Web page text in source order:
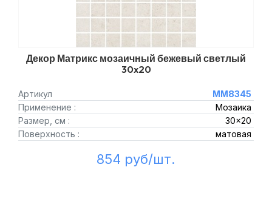
Декор Матрикс мозаичный бежевый светлый
30x20
Артикул
MM8345
Применение :
Мозаика
Размер, см :
30x20
Поверхность :
матовая
854 руб/шт.